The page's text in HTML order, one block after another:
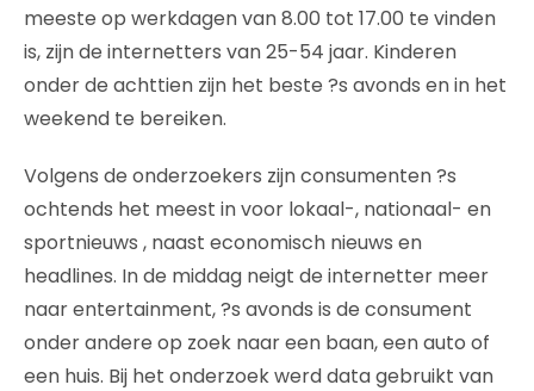
meeste op werkdagen van 8.00 tot 17.00 te vinden
is, zijn de internetters van 25-54 jaar. Kinderen
onder de achttien zijn het beste ?s avonds en in het
weekend te bereiken.
Volgens de onderzoekers zijn consumenten ?s
ochtends het meest in voor lokaal-, nationaal- en
sportnieuws , naast economisch nieuws en
headlines. In de middag neigt de internetter meer
naar entertainment, ?s avonds is de consument
onder andere op zoek naar een baan, een auto of
een huis. Bij het onderzoek werd data gebruikt van